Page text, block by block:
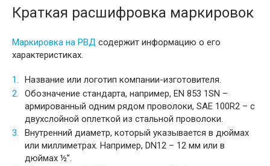
Краткая расшифровка маркировок
Маркировка на РВД содержит информацию о его
характеристиках.
Название или логотип компании-изготовителя.
Обозначение стандарта, например, EN 853 1SN –
армированный одним рядом проволоки, SAE 100R2 – с
двухслойной оплеткой из стальной проволоки.
Внутренний диаметр, который указывается в дюймах
или миллиметрах. Например, DN12 – 12 мм или в
дюймах ½”.